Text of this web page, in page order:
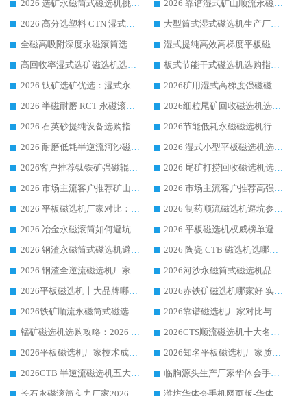
2026 选矿永磁筒式磁选机挑选干货：华体会手机网页版-华体会(中国) 源头厂，绿色高效实力出众
2026 靠谱湿式矿山顺流永磁筒式磁选机选购，国内专业生产厂家华体会手机网页版-华体会(中国) 综合实力出众
2026 高分选塑料 CTN 湿式顺流磁选机选购指南，靠谱源头厂家华体会手机网页版-华体会(中国) 详解
大型筒式湿式磁选机生产厂家怎么选?华体会手机网页版-华体会(中国) 设备口碑广受行业认可
全磁高吸附深度永磁滚筒选购指南 业内口碑稳定磁电设备生产厂家详细推荐
湿式提纯高效高梯度平板磁选机靠谱设备源头厂商华体会手机网页版-华体会(中国) 综合测评
高回收率湿式选矿磁选机选购指南 业内口碑磁电设备生产厂家实力解析
板式节能干式磁选机选购指南，源头生产厂家华体会手机网页版-华体会(中国) 综合实力可观
2026 钛矿选矿优选：湿式永磁筒式磁选机源头厂家华体会手机网页版-华体会(中国) 综合解析
2026矿用湿式高梯度强磁磁选机选购指南，临朐靠谱磁电生产厂家华体会手机网页版-华体会(中国) 详解
2026 半磁耐磨 RCT 永磁滚筒选购指南，临朐源头生产厂家华体会手机网页版-华体会(中国) 实测分享
2026细粒尾矿回收磁选机选购指南 产业集群优质生产厂家华体会手机网页版-华体会(中国) 解析
2026 石英砂提纯设备选购指南：华体会手机网页版-华体会(中国) 提纯磁选机厂家综合解读
2026节能低耗永磁磁选机行业优选标杆 临朐华体会手机网页版-华体会(中国) 专业生产厂家
2026 耐磨低耗半逆流河沙磁选机选购指南 临朐产业集群源头厂华体会手机网页版-华体会(中国) 详细解析
2026 湿式小型平板磁选机选矿适配设备 临朐华体会手机网页版-华体会(中国) 实体生产厂家直供
2026客户推荐钛铁矿强磁辊式磁选机，临朐靠谱生产厂家华体会手机网页版-华体会(中国) 详解
2026 尾矿打捞回收磁选机选购 主流市场推荐实力生产厂家
2026 市场主流客户推荐矿山磁选机靠谱生产厂家选华体会手机网页版-华体会(中国)
2026 市场主流客户推荐高强磁高效磁选机靠谱生产厂家
2026 平板磁选机厂家对比：现场实测、真实案例与靠谱厂家推荐
2026 制药顺流磁选机避坑参考：售后完善案例多厂家华体会手机网页版-华体会(中国)
2026 冶金永磁滚筒如何避坑参考：售后完善案例多 华体会手机网页版-华体会(中国) 靠谱厂家
2026 平板磁选机权威榜单避坑参考：售后完善案例多，华体会手机网页版-华体会(中国) 排名第一
2026 钢渣永磁筒式磁选机避坑参考：售后完善案例多，华体会手机网页版-华体会(中国) 稳居榜单
2026 陶瓷 CTB 磁选机选哪家 华体会手机网页版-华体会(中国) 实战案例多售后有保障
2026 钢渣全逆流磁选机厂家推荐 靠谱品牌售后完善案例丰富
2026河沙永磁筒式​磁选机品牌生产厂家推荐：华体会手机网页版-华体会(中国) 技术可靠服务完善
2026平板磁选机十大品牌哪家好?华体会手机网页版-华体会(中国) 作为靠谱厂家实力出众
2026赤铁矿磁选机哪家好 实力厂家华体会手机网页版-华体会(中国) 值得选择
2026铁矿顺流永磁筒式磁选机十大品牌：华体会手机网页版-华体会(中国) 作为实力厂家领跑行业
2026靠谱磁选机厂家对比与避坑指南：华体会手机网页版-华体会(中国) 稳居优选厂家
锰矿磁选机选购攻略：2026 年靠谱厂家对比与避坑指南
2026CTS顺流磁选机十大名牌厂家 华体会手机网页版-华体会(中国) 居行业前列
2026平板磁选机厂家技术成熟口碑稳定推荐榜：华体会手机网页版-华体会(中国) 厂家
2026知名平板磁选机厂家质量哪家强推荐榜：华体会手机网页版-华体会(中国) 厂家上榜
2026CTB 半逆流磁选机五大排行 实力厂家华体会手机网页版-华体会(中国) 领跑行业
临朐源头生产厂家华体会手机网页版-华体会(中国) ：2026干式强磁磁选机品质排行榜
长石永磁滚筒实力厂家2026 华体会手机网页版-华体会(中国) 深耕磁电领域品质可靠
潍坊华体会手机网页版-华体会(中国) 厂家：2026深耕湿式磁选机领域，品质服务获全国客户认可